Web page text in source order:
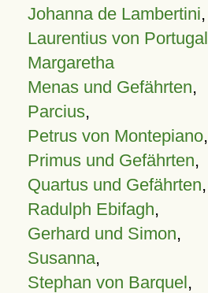
Johanna de Lambertini,
Laurentius von Portugal
Margaretha
Menas und Gefährten,
Parcius,
Petrus von Montepiano,
Primus und Gefährten,
Quartus und Gefährten,
Radulph Ebifagh,
Gerhard und Simon,
Susanna,
Stephan von Barquel,